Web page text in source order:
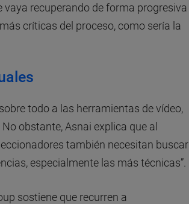
vaya recuperando de forma progresiva
críticas del proceso, como sería la
todo a las herramientas de vídeo,
obstante, Asnai explica que al
también necesitan buscar
especialmente las más técnicas”.
sostiene que recurren a